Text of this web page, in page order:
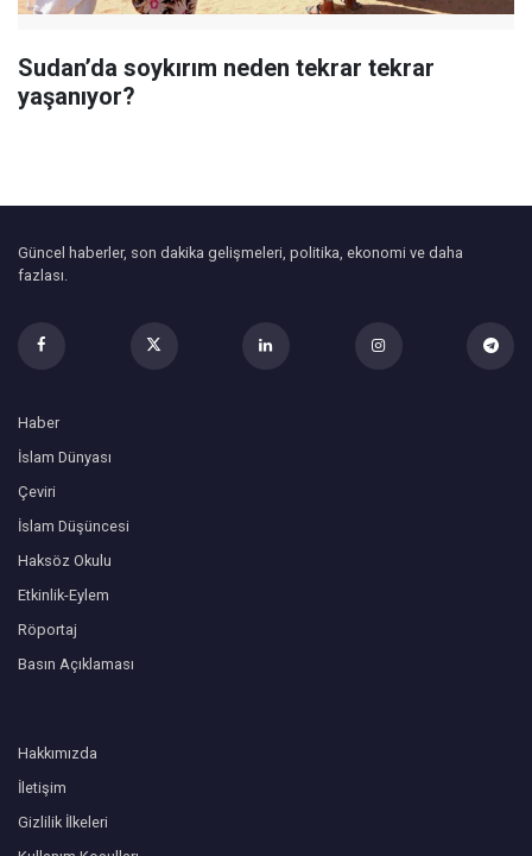
Sudan’da soykırım neden tekrar tekrar
yaşanıyor?
Güncel haberler, son dakika gelişmeleri, politika, ekonomi ve daha
fazlası.
Haber
İslam Dünyası
Çeviri
İslam Düşüncesi
Haksöz Okulu
Etkinlik-Eylem
Röportaj
Basın Açıklaması
Hakkımızda
İletişim
Gizlilik İlkeleri